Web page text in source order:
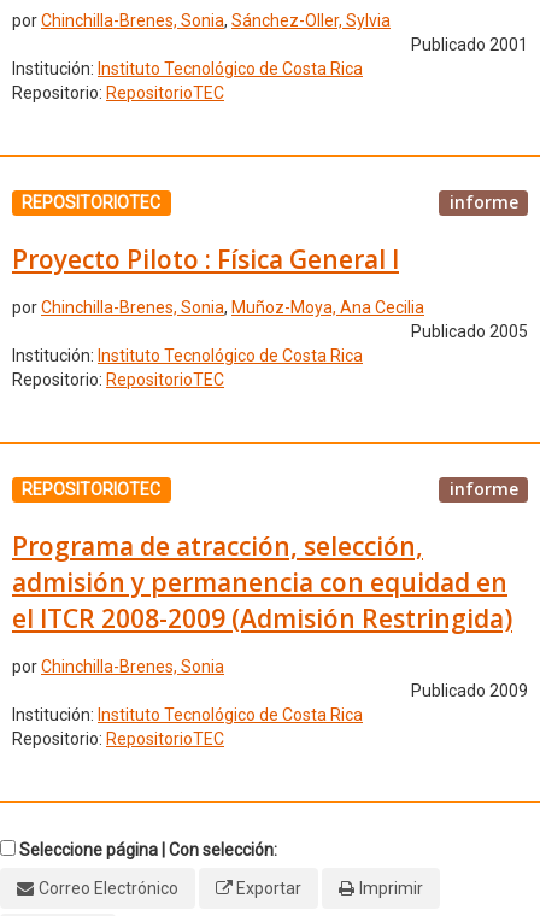
porChinchilla-Brenes, Sonia, Sánchez-Oller, Sylvia
Publicado 2001
Institución: Instituto Tecnológico de Costa Rica
Repositorio: RepositorioTEC
REPOSITORIOTEC informe
Proyecto Piloto : Física General I
porChinchilla-Brenes, Sonia, Muñoz-Moya, Ana Cecilia
Publicado 2005
Institución: Instituto Tecnológico de Costa Rica
Repositorio: RepositorioTEC
REPOSITORIOTEC informe
Programa de atracción, selección,
admisión y permanencia con equidad en
el ITCR 2008-2009 (Admisión Restringida)
porChinchilla-Brenes, Sonia
Publicado 2009
Institución: Instituto Tecnológico de Costa Rica
Repositorio: RepositorioTEC
Seleccione página | Con selección:
Correo Electrónico
Exportar Imprimir